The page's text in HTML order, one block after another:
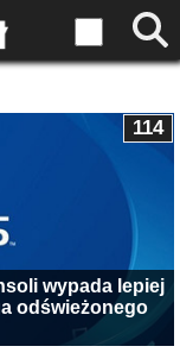
wypada lepiej
odświeżonego
114